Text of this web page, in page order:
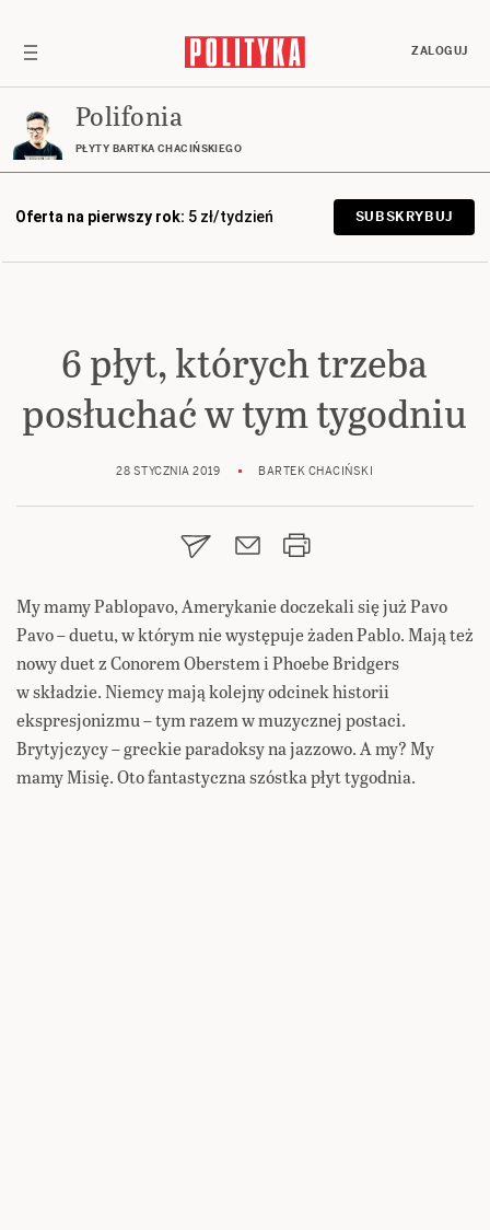
ZALOGUJ
Polifonia
PŁYTY BARTKA CHACIŃSKIEGO
Oferta na pierwszy rok: 5 zł/tydzień SUBSKRYBUJ
6 płyt, których trzeba
posłuchać w tym tygodniu
28 STYCZNIA 2019 BARTEK CHACIŃSKI
My mamy Pablopavo, Amerykanie doczekali się już Pavo
Pavo – duetu, w którym nie występuje żaden Pablo. Mają też
nowy duet z Conorem Oberstem i Phoebe Bridgers
w składzie. Niemcy mają kolejny odcinek historii
ekspresjonizmu – tym razem w muzycznej postaci.
Brytyjczycy – greckie paradoksy na jazzowo. A my? My
mamy Misię. Oto fantastyczna szóstka płyt tygodnia.